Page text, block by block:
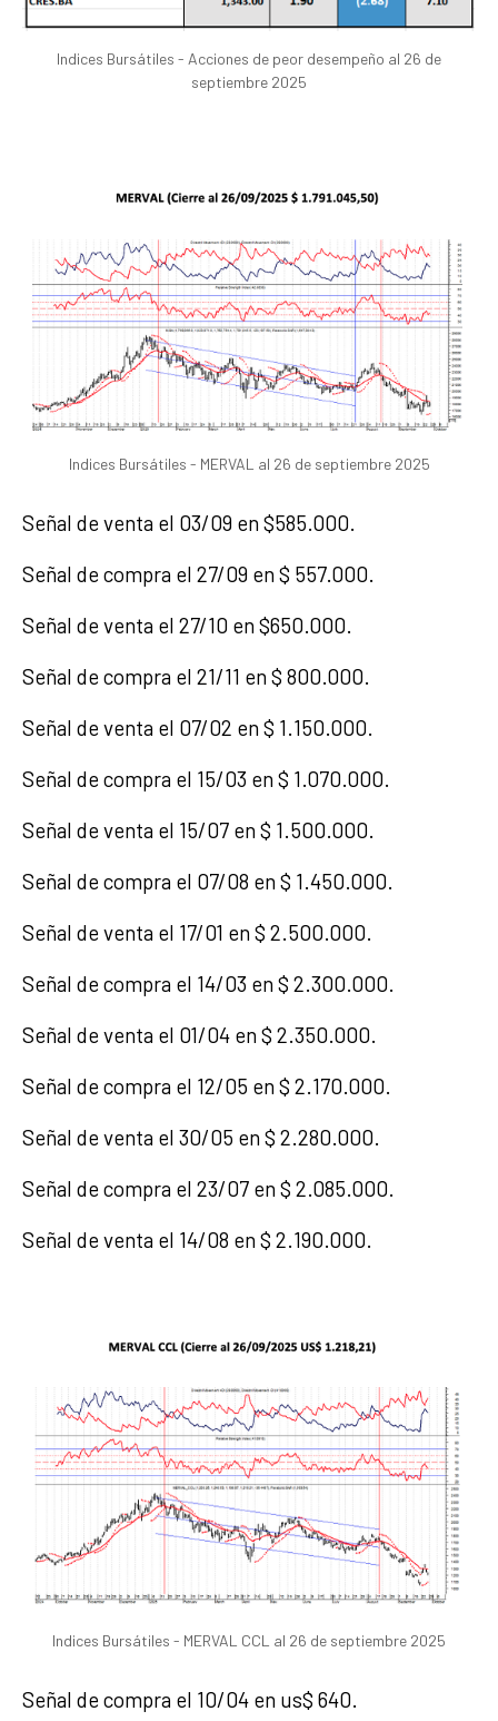
Indices Bursátiles - Acciones de peor desempeño al 26 de
septiembre 2025
Indices Bursátiles - MERVAL al 26 de septiembre 2025
Señal de venta el 03/09 en $585.000.
Señal de compra el 27/09 en $ 557.000.
Señal de venta el 27/10 en $650.000.
Señal de compra el 21/11 en $ 800.000.
Señal de venta el 07/02 en $ 1.150.000.
Señal de compra el 15/03 en $ 1.070.000.
Señal de venta el 15/07 en $ 1.500.000.
Señal de compra el 07/08 en $ 1.450.000.
Señal de venta el 17/01 en $ 2.500.000.
Señal de compra el 14/03 en $ 2.300.000.
Señal de venta el 01/04 en $ 2.350.000.
Señal de compra el 12/05 en $ 2.170.000.
Señal de venta el 30/05 en $ 2.280.000.
Señal de compra el 23/07 en $ 2.085.000.
Señal de venta el 14/08 en $ 2.190.000.
Indices Bursátiles - MERVAL CCL al 26 de septiembre 2025
Señal de compra el 10/04 en us$ 640.